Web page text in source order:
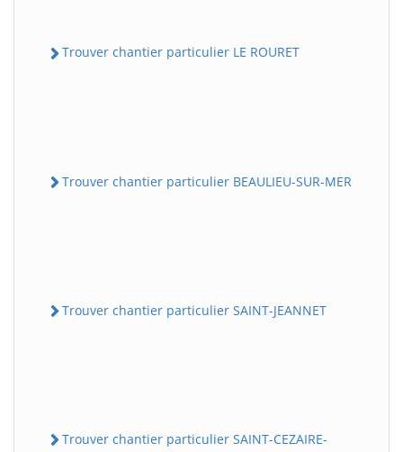
Trouver chantier particulier LE ROURET
Trouver chantier particulier BEAULIEU-SUR-MER
Trouver chantier particulier SAINT-JEANNET
Trouver chantier particulier SAINT-CEZAIRE-